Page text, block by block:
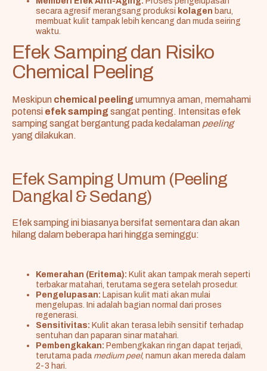
secara agresif merangsang produksi kolagen baru,
membuat kulit tampak lebih kencang dan muda seiring
waktu.
Efek Samping dan Risiko
Chemical Peeling
Meskipun chemical peeling umumnya aman, memahami
potensi efek samping sangat penting. Intensitas efek
samping sangat bergantung pada kedalaman peeling
yang dilakukan.
Efek Samping Umum (Peeling
Dangkal & Sedang)
Efek samping ini biasanya bersifat sementara dan akan
hilang dalam beberapa hari hingga seminggu:
Kemerahan (Eritema): Kulit akan tampak merah seperti
terbakar matahari, terutama segera setelah prosedur.
Pengelupasan: Lapisan kulit mati akan mulai
mengelupas. Ini adalah bagian normal dari proses
regenerasi.
Sensitivitas: Kulit akan terasa lebih sensitif terhadap
sentuhan dan paparan sinar matahari.
Pembengkakan: Pembengkakan ringan dapat terjadi,
terutama pada medium peel, namun akan mereda dalam
2-3 hari.